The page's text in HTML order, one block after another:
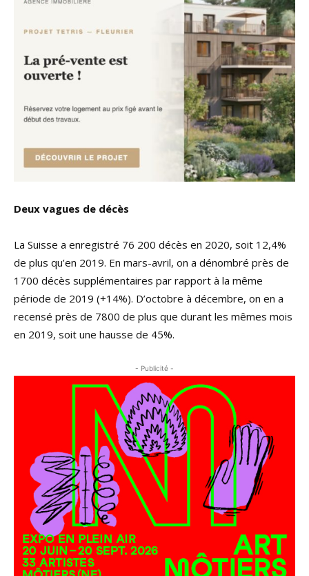
Deux vagues de décès
La Suisse a enregistré 76 200 décès en 2020, soit 12,4%
de plus qu’en 2019. En mars-avril, on a dénombré près de
1700 décès supplémentaires par rapport à la même
période de 2019 (+14%). D’octobre à décembre, on en a
recensé près de 7800 de plus que durant les mêmes mois
en 2019, soit une hausse de 45%.
- Publicité -